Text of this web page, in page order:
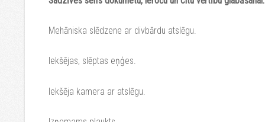
Mehāniska slēdzene ar divbārdu atslēgu.
Iekšējas, slēptas eņģes.
Iekšēja kamera ar atslēgu.